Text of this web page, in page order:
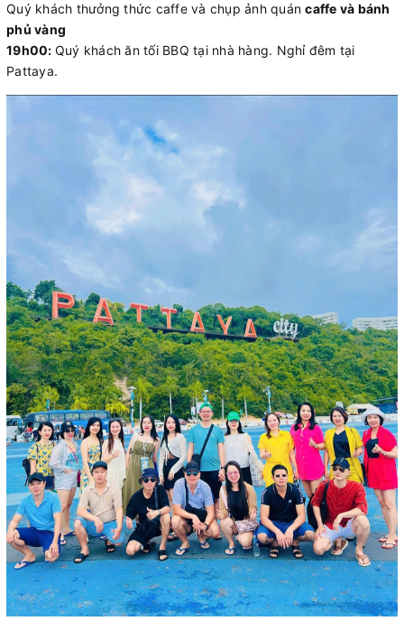
Quý khách thưởng thức caffe và chụp ảnh quáncaffe và bánh
phủ vàng
19h00: Quý khách ăn tối BBQ tại nhà hàng. Nghỉ đêm tại
Pattaya.